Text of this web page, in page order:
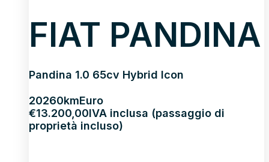
FIAT PANDINA
Pandina 1.0 65cv Hybrid Icon
20260kmEuro
€13.200,00IVA inclusa (passaggio di
proprietà incluso)